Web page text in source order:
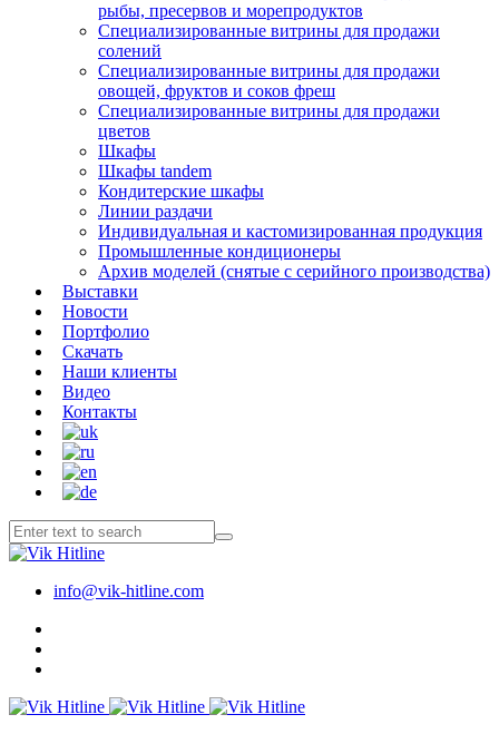
рыбы, пресервов и морепродуктов
Специализированные витрины для продажи
солений
Специализированные витрины для продажи
овощей, фруктов и соков фреш
Специализированные витрины для продажи
цветов
Шкафы
Шкафы tandem
Кондитерские шкафы
Линии раздачи
Индивидуальная и кастомизированная продукция
Промышленные кондиционеры
Архив моделей (снятые с серийного производства)
Выставки
Новости
Портфолио
Скачать
Наши клиенты
Видео
Контакты
info@vik-hitline.com